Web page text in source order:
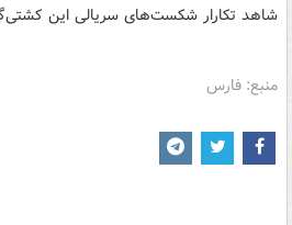
شاهد تکارار شکست‌های سریالی این
منبع: فارس